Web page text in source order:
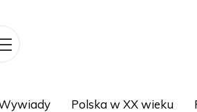
Polska w XX wieku